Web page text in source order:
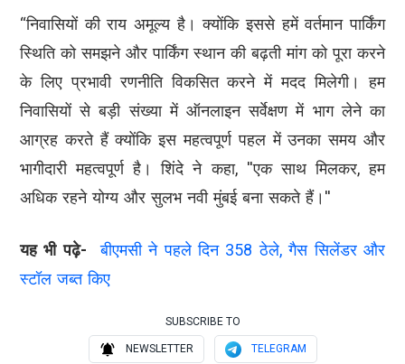
“निवासियों की राय अमूल्य है। क्योंकि इससे हमें वर्तमान पार्किंग
स्थिति को समझने और पार्किंग स्थान की बढ़ती मांग को पूरा करने
के लिए प्रभावी रणनीति विकसित करने में मदद मिलेगी। हम
निवासियों से बड़ी संख्या में ऑनलाइन सर्वेक्षण में भाग लेने का
आग्रह करते हैं क्योंकि इस महत्वपूर्ण पहल में उनका समय और
भागीदारी महत्वपूर्ण है। शिंदे ने कहा, ''एक साथ मिलकर, हम
अधिक रहने योग्य और सुलभ नवी मुंबई बना सकते हैं।''
यह भी पढ़े-
बीएमसी ने पहले दिन 358 ठेले, गैस सिलेंडर और
स्टॉल जब्त किए
SUBSCRIBE TO
NEWSLETTER TELEGRAM